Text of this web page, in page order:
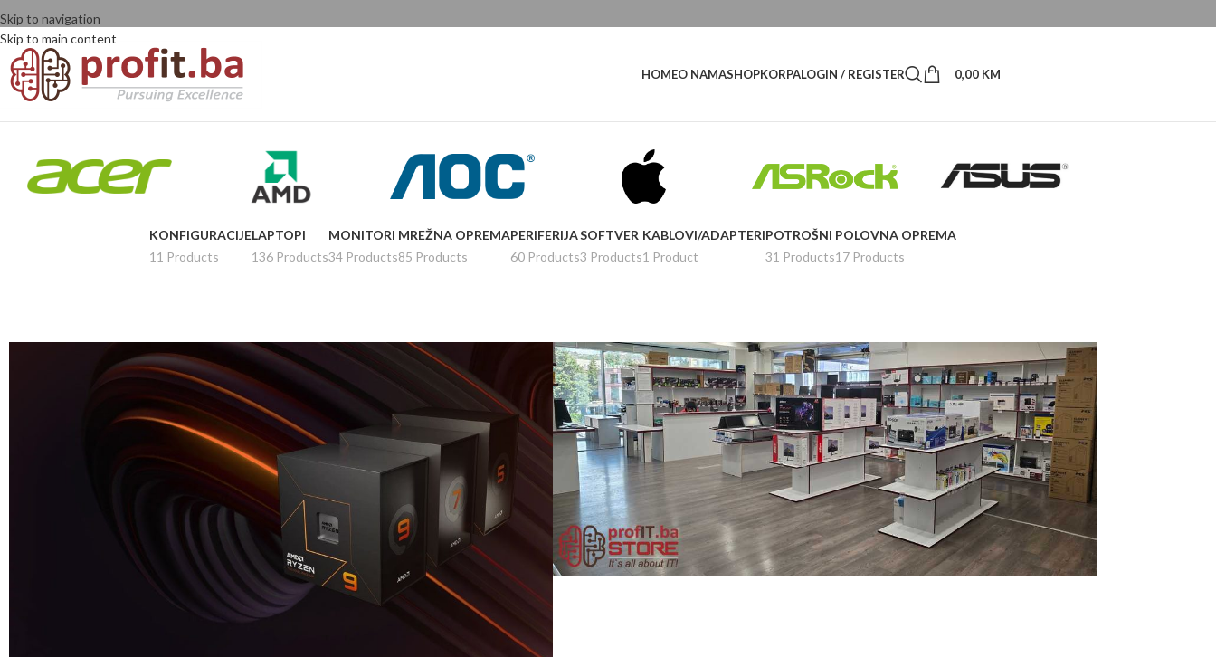
Skip to navigation
Skip to main content
HOMEO NAMASHOPKORPALOGIN / REGISTER 0,00 KM
KONFIGURACIJE
11 Products
LAPTOPI
136 Products
MONITORI
34 Products
MREŽNA OPREMA
85 Products
PERIFERIJA
60 Products
SOFTVER
3 Products
KABLOVI/ADAPTERI
1 Product
POTROŠNI
31 Products
POLOVNA OPREMA
17 Products